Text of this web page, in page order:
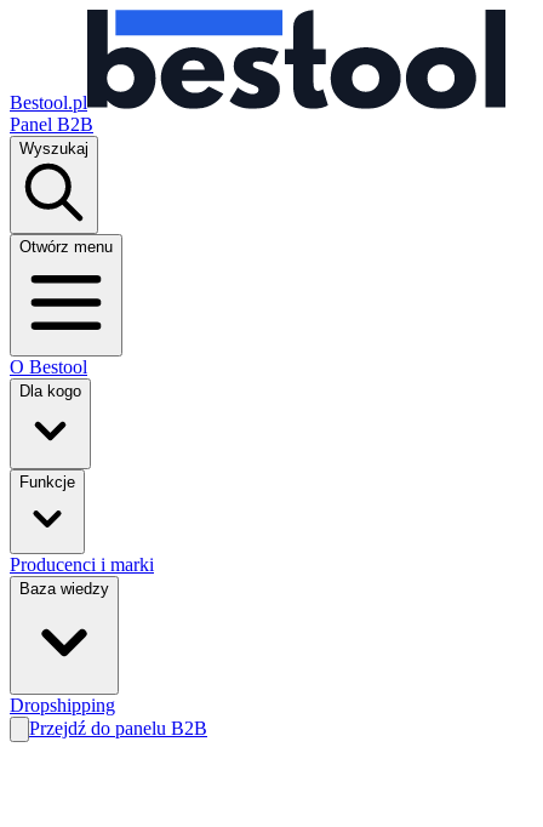
Bestool.pl
Panel B2B
Wyszukaj
Otwórz menu
O Bestool
Dla kogo
Funkcje
Producenci i marki
Baza wiedzy
Dropshipping
Przejdź do panelu B2B